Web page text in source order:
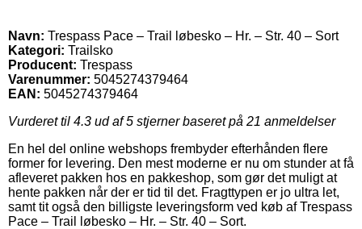
Navn: Trespass Pace – Trail løbesko – Hr. – Str. 40 – Sort
Kategori: Trailsko
Producent: Trespass
Varenummer: 5045274379464
EAN: 5045274379464
Vurderet til 4.3 ud af 5 stjerner baseret på 21 anmeldelser
En hel del online webshops frembyder efterhånden flere
former for levering. Den mest moderne er nu om stunder at få
afleveret pakken hos en pakkeshop, som gør det muligt at
hente pakken når der er tid til det. Fragttypen er jo ultra let,
samt tit også den billigste leveringsform ved køb af Trespass
Pace – Trail løbesko – Hr. – Str. 40 – Sort.